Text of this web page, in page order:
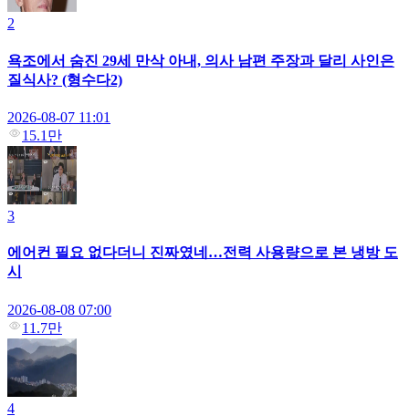
2
욕조에서 숨진 29세 만삭 아내, 의사 남편 주장과 달리 사인은
질식사? (형수다2)
2026-08-07 11:01
15.1만
3
에어컨 필요 없다더니 진짜였네…전력 사용량으로 본 냉방 도
시
2026-08-08 07:00
11.7만
4